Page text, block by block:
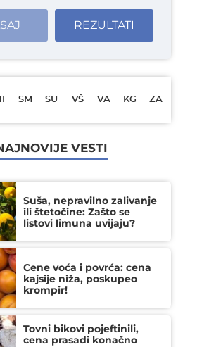
REZULTATI
SM SU VŠ VA KG ZA
VESTI
Suša, nepravilno zalivanje
ili štetočine: Zašto se
listovi limuna uvijaju?
Cene voća i povrća: cena
kajsije niža, poskupeo
krompir!
Tovni bikovi pojeftinili,
cena prasadi konačno